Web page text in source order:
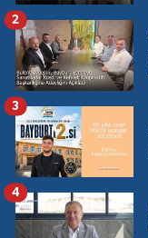
2
3
4